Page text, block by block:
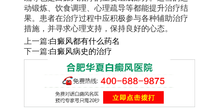
动锻炼、饮食调理、心理疏导等都能提升治疗结
果。患者在治疗过程中应积极参与各种辅助治疗
措施，并寻求心理支持，保持良好的心态。
上一篇:白癜风都有什么药名
下一篇:白癜风病史的治疗